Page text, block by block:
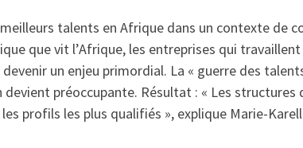
talents en Afrique dans un contexte de
que vit l’Afrique, les entreprises qui
un enjeu primordial. La « guerre des
préoccupante. Résultat : « Les
profils les plus qualifiés », explique Marie-